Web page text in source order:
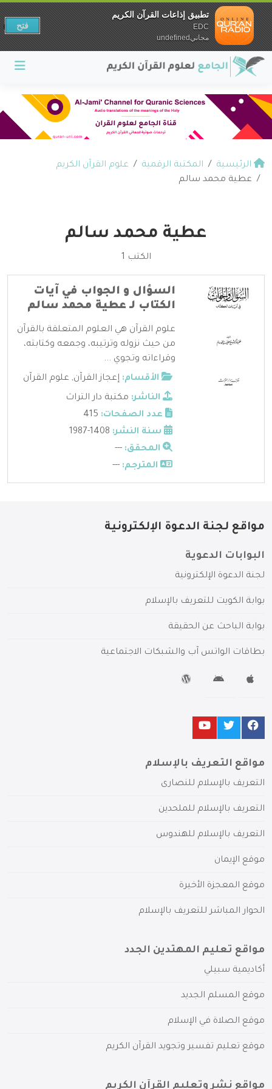
الرئيسية المكتبة الرقمية
علوم القرآن الكريم
عطية محمد سالم
عطية محمد سالم
الكتب 1
السؤال و الجواب في آيات
الكتاب لـ عطية محمد سالم
علوم القرآن هي العلوم المتعلقة بالقرآن
من حيث نزوله وترتيبه، وجمعه وكتابته،
وقراءاته وتجوي ...
الأقسام: إعجاز القرآن, علوم القرآن
الناشر: مكتبة دار التراث
عدد الصفحات:
سنة النشر:
المحقق: ---
المترجم: ---
مواقع لجنة الدعوة الإلكترونية
البوابات الدعوية
لجنة الدعوة الإلكترونية
بوابة الكويت للتعريف بالإسلام
بوابة الباحث عن الحقيقة
بطاقات الواتس آب والشبكات الاجتماعية
مواقع التعريف بالإسلام
التعريف بالإسلام للنصارى
التعريف بالإسلام للملحدين
التعريف بالإسلام للهندوس
موقع الإيمان
موقع المعجزة الأخيرة
الحوار المباشر للتعريف بالإسلام
مواقع تعليم المهتدين الجدد
أكاديمية سبيلي
موقع المسلم الجديد
موقع الصلاة في الإسلام
موقع تعليم تفسير وتجويد القرآن الكريم
مواقع نشر وتعليم القرآن الكريم
تطبيق إذاعات القرآن الكريم
EDC
مجانيundefined
فتح